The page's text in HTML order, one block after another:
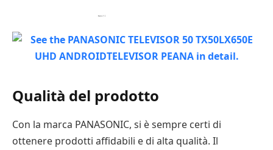
Qualità del prodotto
Con la marca PANASONIC, si è sempre certi di
ottenere prodotti affidabili e di alta qualità. Il